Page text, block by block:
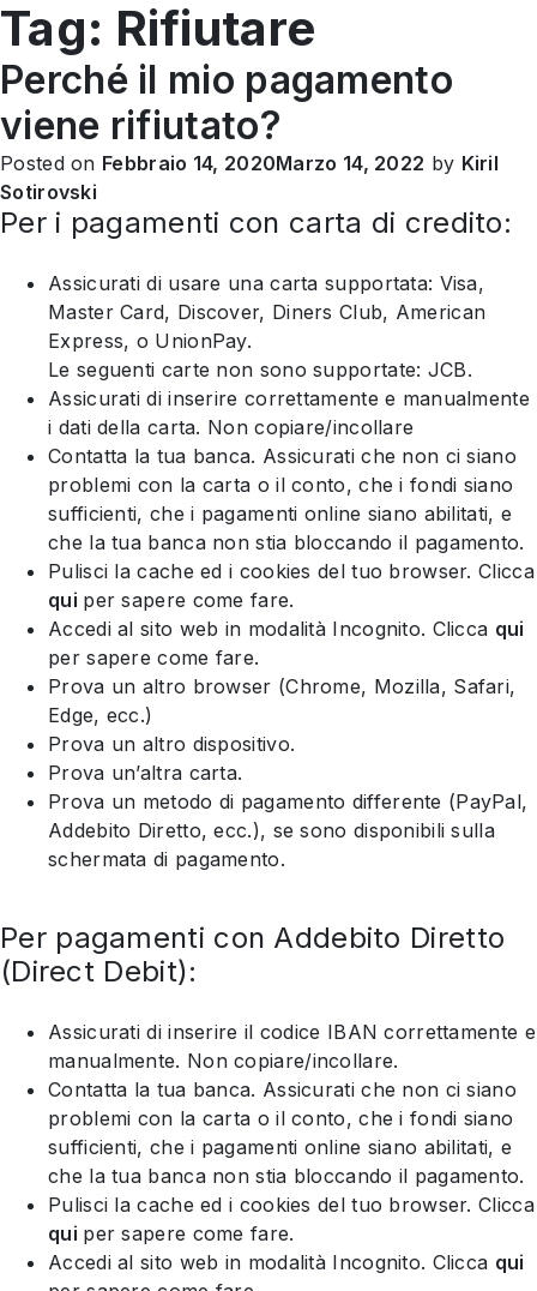
Tag: Rifiutare
Perché il mio pagamento
viene rifiutato?
Posted on Febbraio 14, 2020Marzo 14, 2022 by Kiril
Sotirovski
Per i pagamenti con carta di credito:
Assicurati di usare una carta supportata: Visa,
Master Card, Discover, Diners Club, American
Express, o UnionPay.
Le seguenti carte non sono supportate: JCB.
Assicurati di inserire correttamente e manualmente
i dati della carta. Non copiare/incollare
Contatta la tua banca. Assicurati che non ci siano
problemi con la carta o il conto, che i fondi siano
sufficienti, che i pagamenti online siano abilitati, e
che la tua banca non stia bloccando il pagamento.
Pulisci la cache ed i cookies del tuo browser. Clicca
qui per sapere come fare.
Accedi al sito web in modalità Incognito. Clicca qui
per sapere come fare.
Prova un altro browser (Chrome, Mozilla, Safari,
Edge, ecc.)
Prova un altro dispositivo.
Prova un’altra carta.
Prova un metodo di pagamento differente (PayPal,
Addebito Diretto, ecc.), se sono disponibili sulla
schermata di pagamento.
Per pagamenti con Addebito Diretto
(Direct Debit):
Assicurati di inserire il codice IBAN correttamente e
manualmente. Non copiare/incollare.
Contatta la tua banca. Assicurati che non ci siano
problemi con la carta o il conto, che i fondi siano
sufficienti, che i pagamenti online siano abilitati, e
che la tua banca non stia bloccando il pagamento.
Pulisci la cache ed i cookies del tuo browser. Clicca
qui per sapere come fare.
Accedi al sito web in modalità Incognito. Clicca qui